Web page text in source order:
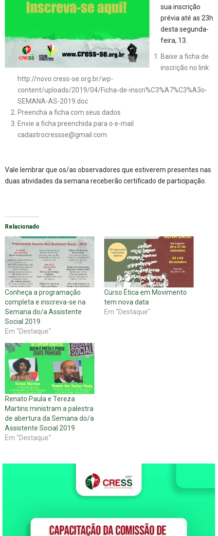
sua inscrição
prévia até as 23h
desta segunda-
feira, 13.
Baixe a ficha de
inscrição no link:
http://novo.cress-se.org.br/wp-
content/uploads/2019/04/Ficha-de-inscri%C3%A7%C3%A3o-
SEMANA-AS-2019.doc
Preencha a ficha com seus dados
Envie a ficha preenchida para o e-mail
cadastrocressse@gmail.com
Vale lembrar que os/as observadores que estiverem presentes nas
duas atividades da semana receberão certificado de participação.
Relacionado
Conheça a programação
completa e inscreva-se na
Semana do/a Assistente
Social 2019
Em "Destaque"
Curso Ética em Movimento
tem nova data
Em "Destaque"
Renato Paula e Tereza
Martins ministram a palestra
de abertura da Semana do/a
Assistente Social 2019
Em "Destaque"